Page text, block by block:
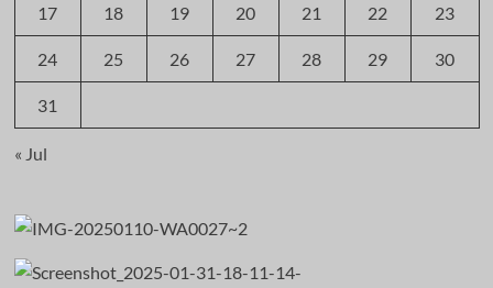
17 18 19 20 21 22 23
24 25 26 27 28 29 30
31
« Jul